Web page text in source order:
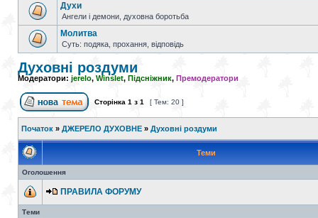
Духи
Ангели і демони, духовна боротьба
Молитва
Суть: подяка, прохання, відповідь
Духовні роздуми
Модератори: jerelo, Winslet, Підсніжник, Премодератори
Сторінка 1 з 1 [ Тем: 20 ]
Початок » ДЖЕРЕЛО ДУХОВНЕ » Духовні роздуми
Теми
Оголошення
ПРАВИЛА ФОРУМУ
Теми